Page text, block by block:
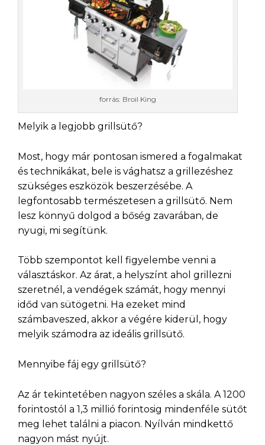
forrás: Broil King
Melyik a legjobb grillsütő?
Most, hogy már pontosan ismered a fogalmakat
és technikákat, bele is vághatsz a grillezéshez
szükséges eszközök beszerzésébe. A
legfontosabb természetesen a grillsütő. Nem
lesz könnyű dolgod a bőség zavarában, de
nyugi, mi segítünk.
Több szempontot kell figyelembe venni a
választáskor. Az árat, a helyszínt ahol grillezni
szeretnél, a vendégek számát, hogy mennyi
időd van sütögetni. Ha ezeket mind
számbaveszed, akkor a végére kiderül, hogy
melyik számodra az ideális grillsütő.
Mennyibe fáj egy grillsütő?
Az ár tekintetében nagyon széles a skála. A 1200
forintostól a 1,3 millió forintosig mindenféle sütőt
meg lehet találni a piacon. Nyílván mindkettő
nagyon mást nyújt.